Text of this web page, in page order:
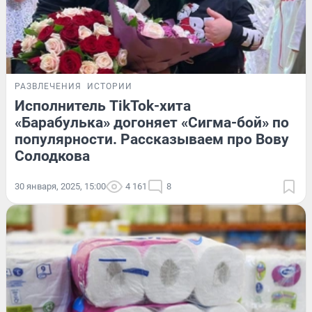
РАЗВЛЕЧЕНИЯ ИСТОРИИ
Исполнитель TikTok-хита
«Барабулька» догоняет «Сигма-бой» по
популярности. Рассказываем про Вову
Солодкова
30 января, 2025, 15:00 4 161 8